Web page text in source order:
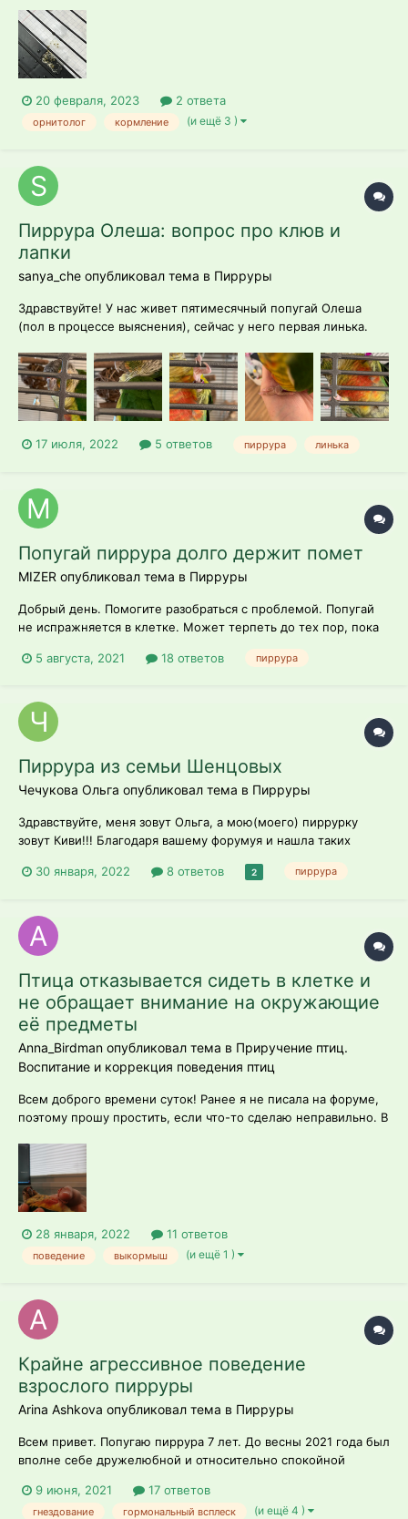
зеленый с белым, а сегодня водянистый (прикрепляю фото).
Иногда чихает, пару раз за день. В целом состояние у птички
на вид нормаль...
20 февраля, 2023 2 ответа
орнитолог кормление (и ещё 3 )
Пиррура Олеша: вопрос про клюв и
лапки
sanya_che опубликовал тема в Пирруры
Здравствуйте! У нас живет пятимесячный попугай Олеша
(пол в процессе выяснения), сейчас у него первая линька.
слоится и не очень ровный по краям: ок ли это во время
линьки?) и цвета лапок: со временем розоватая кожа как
будто "покрылась" серым...
17 июля, 2022 5 ответов пиррура линька
Попугай пиррура долго держит помет
MIZER опубликовал тема в Пирруры
Добрый день. Помогите разобраться с проблемой. Попугай
не испражняется в клетке. Может терпеть до тех пор, пока
Подкормки: Рио Полезные семена, Рио Ягоды и фрукты,
редко, вода магазинна...
5 августа, 2021 18 ответов пиррура
Пиррура из семьи Шенцовых
Чечукова Ольга опубликовал тема в Пирруры
Здравствуйте, меня зовут Ольга, а мою(моего) пиррурку
зовут Киви!!! Благодаря вашему форумуя и нашла таких
и12сентября мы поехали за нашим чудом!!! Выбирать нам не
единственный!!! Мы когда его привезл...
30 января, 2022 8 ответов 2 пиррура
Птица отказывается сидеть в клетке и
не обращает внимание на окружающие
её предметы
Anna_Birdman опубликовал тема в Приручение птиц.
Воспитание и коррекция поведения птиц
Всем доброго времени суток! Ранее я не писала на форуме,
поэтому прошу простить, если что-то сделаю неправильно. В
Птица - выкормыш, что казалось преимуществом поначалу.
Однако после я поняла, как сложны в уходе птенцы-
выкормыши. Моя п...
28 января, 2022 11 ответов
поведение выкормыш (и ещё 1 )
Крайне агрессивное поведение
взрослого пирруры
Arina Ashkova опубликовал тема в Пирруры
Всем привет. Попугаю пиррура 7 лет. До весны 2021 года был
вполне себе дружелюбной и относительно спокойной
(видно, что попугаю ничего не болит; он кричит и смотрит на
реакцию, ему как-будто хочется конфликта, как бы это ни
9 июня, 2021 17 ответов
гнездование гормональный всплеск (и ещё 4 )